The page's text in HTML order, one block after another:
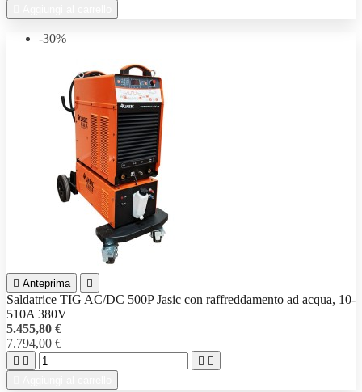
-30%
 Anteprima 
Saldatrice TIG AC/DC 500P Jasic con raffreddamento ad acqua, 10-
510A 380V
5.455,80 €
7.794,00 €
   